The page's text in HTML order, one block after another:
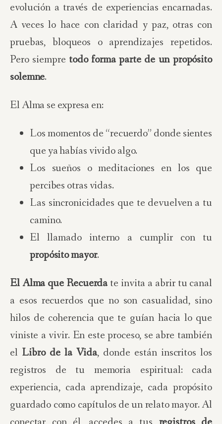
evolución a través de experiencias encarnadas.
A veces lo hace con claridad y paz, otras con
pruebas, bloqueos o aprendizajes repetidos.
Pero siempre todo forma parte de un propósito
solemne.
El Alma se expresa en:
Los momentos de “recuerdo” donde sientes
que ya habías vivido algo.
Los sueños o meditaciones en los que
percibes otras vidas.
Las sincronicidades que te devuelven a tu
camino.
El llamado interno a cumplir con tu
propósito mayor.
El Alma que Recuerda te invita a abrir tu canal
a esos recuerdos que no son casualidad, sino
hilos de coherencia que te guían hacia lo que
viniste a vivir. En este proceso, se abre también
el Libro de la Vida, donde están inscritos los
registros de tu memoria espiritual: cada
experiencia, cada aprendizaje, cada propósito
guardado como capítulos de un relato mayor. Al